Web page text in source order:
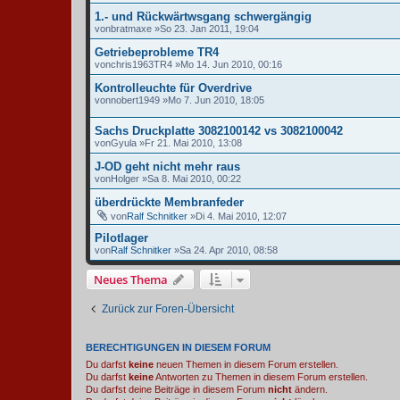
1.- und Rückwärtwsgang schwergängig
vonbratmaxe »So 23. Jan 2011, 19:04
Getriebeprobleme TR4
vonchris1963TR4 »Mo 14. Jun 2010, 00:16
Kontrolleuchte für Overdrive
vonnobert1949 »Mo 7. Jun 2010, 18:05
Sachs Druckplatte 3082100142 vs 3082100042
vonGyula »Fr 21. Mai 2010, 13:08
J-OD geht nicht mehr raus
vonHolger »Sa 8. Mai 2010, 00:22
überdrückte Membranfeder
vonRalf Schnitker »Di 4. Mai 2010, 12:07
Pilotlager
vonRalf Schnitker »Sa 24. Apr 2010, 08:58
Neues Thema
Zurück zur Foren-Übersicht
BERECHTIGUNGEN IN DIESEM FORUM
Du darfst keine neuen Themen in diesem Forum erstellen.
Du darfst keineAntworten zu Themen in diesem Forum erstellen.
Du darfst deine Beiträge in diesem Forum nicht ändern.